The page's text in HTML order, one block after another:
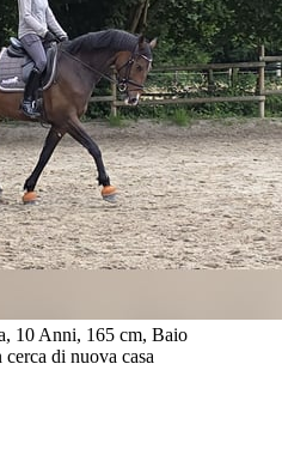
10 Anni, 165 cm, Baio
di nuova casa